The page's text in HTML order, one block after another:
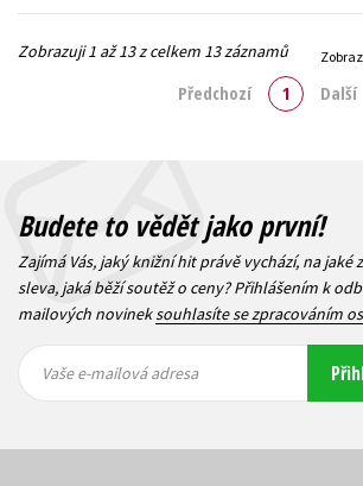
Zobrazuji 1 až 13 z celkem 13 záznamů
Předchozí 1 Další
Budete to vědět jako první!
Zajímá Vás, jaký knižní hit právě vychází, na jaké
sleva, jaká běží soutěž o ceny? Přihlášením k
mailových novineksouhlasíte se zpracováním
mailová
mailová
Vaše e-mailová adresa